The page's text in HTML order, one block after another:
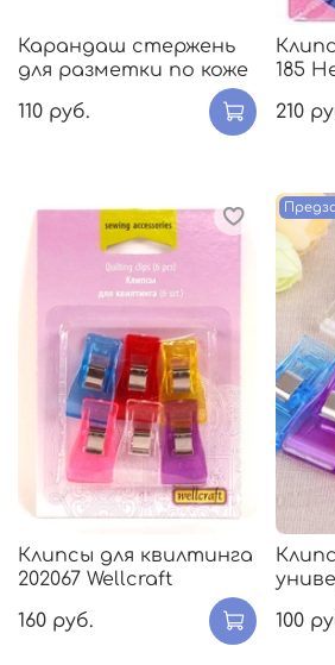
Карандаш стержень
для разметки по коже
110 руб.
185
210
Клипсы для квилтинга
202067 Wellcraft
160 руб.
100